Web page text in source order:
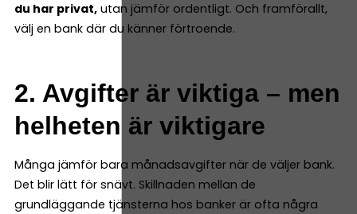
du har privat, utan jämför ordentligt. Och framförallt,
välj en bank där du känner förtroende.
2. Avgifter är viktiga – men
helheten är viktigare
Många jämför bara månadsavgifter när de väljer bank.
Det blir lätt för snävt. Skillnaden mellan de
grundläggande tjänsterna hos banker är ofta några